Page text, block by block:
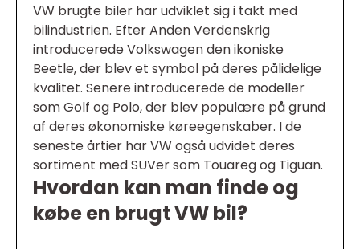
VW brugte biler har udviklet sig i takt med
bilindustrien. Efter Anden Verdenskrig
introducerede Volkswagen den ikoniske
Beetle, der blev et symbol på deres pålidelige
kvalitet. Senere introducerede de modeller
som Golf og Polo, der blev populære på grund
af deres økonomiske køreegenskaber. I de
seneste årtier har VW også udvidet deres
sortiment med SUVer som Touareg og Tiguan.
Hvordan kan man finde og
købe en brugt VW bil?